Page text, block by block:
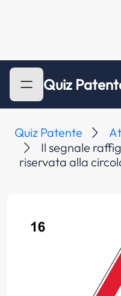
Quiz
Quiz Patente
Il segnale
riservata alla